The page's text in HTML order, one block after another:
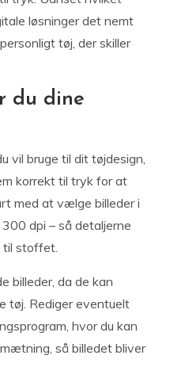
løsninger det nemt
tøj, der skiller
du dine
vil bruge til dit tøjdesign,
korrekt til tryk for at
med at vælge billeder i
dpi – så detaljerne
til stoffet.
billeder, da de kan
tøj. Rediger eventuelt
hvor du kan
så billedet bliver